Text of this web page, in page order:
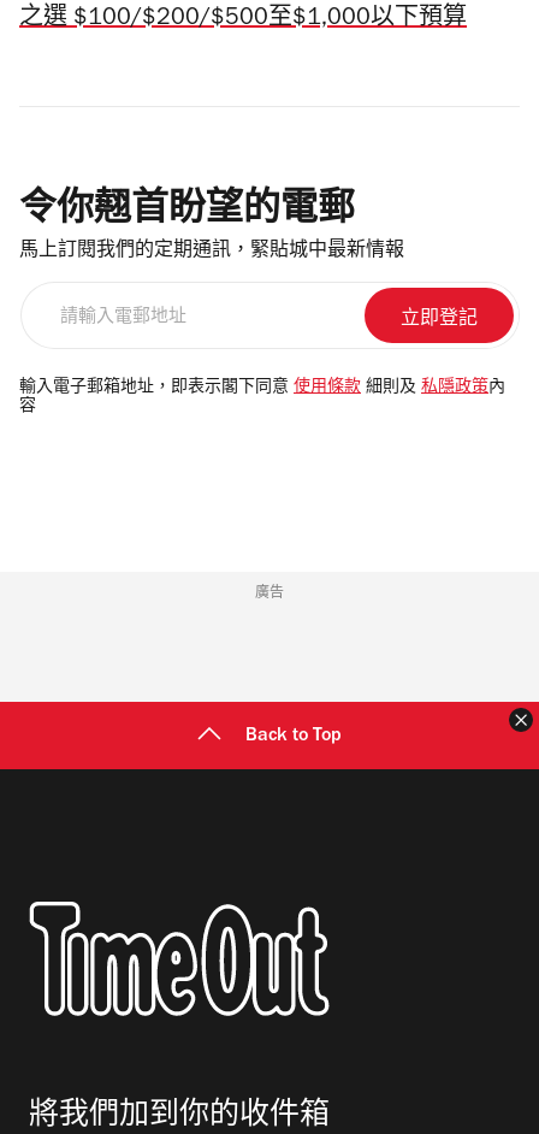
之選 $100/$200/$500至$1,000以下預算
令你翹首盼望的電郵
馬上訂閱我們的定期通訊，緊貼城中最新情報
電
郵
輸入電子郵箱地址，即表示閣下同意 使用條款 細則及 私隱政策 內
容
廣告
Back to Top
將我們加到你的收件箱